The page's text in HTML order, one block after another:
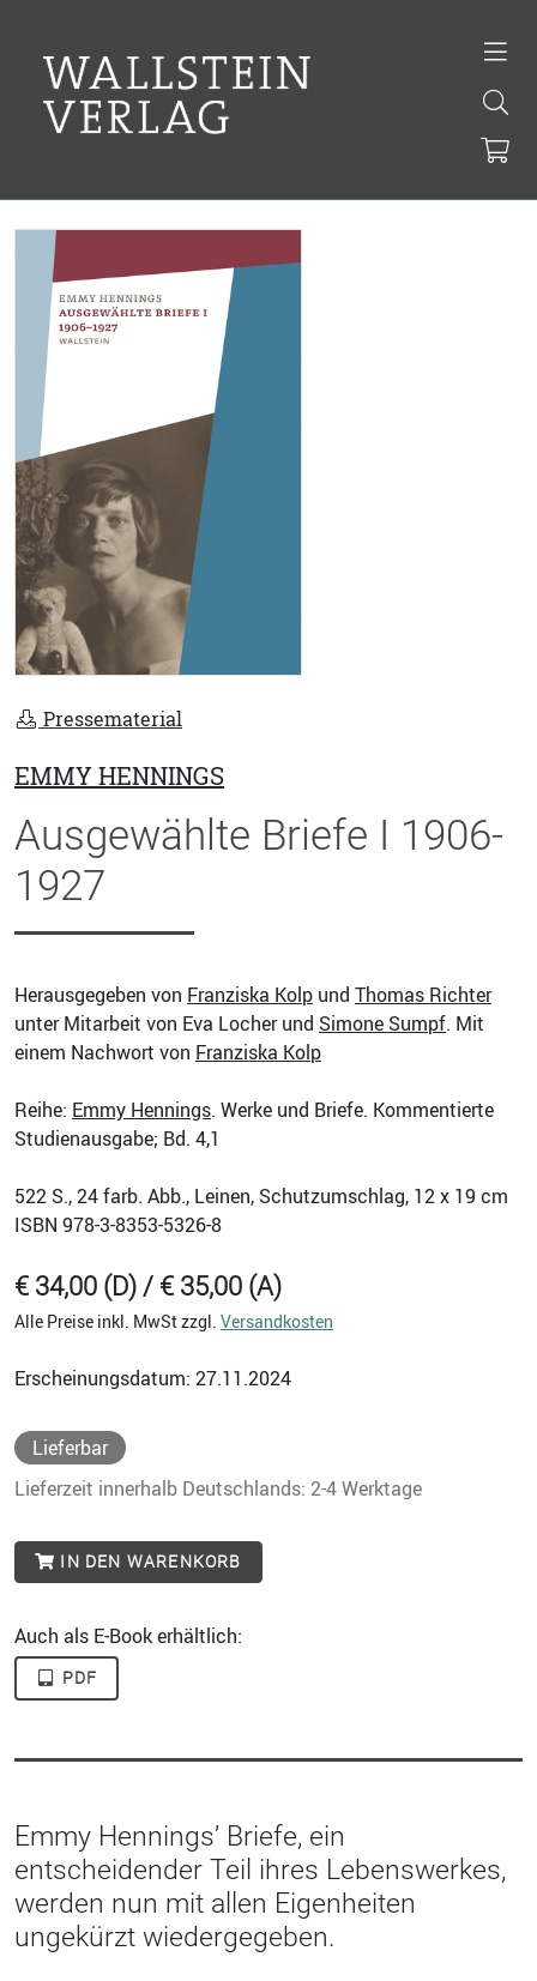
Pressematerial
EMMY HENNINGS
Ausgewählte Briefe I 1906-
1927
Herausgegeben von Franziska Kolp und Thomas Richter
unter Mitarbeit von Eva Locher und Simone Sumpf. Mit
einem Nachwort von Franziska Kolp
Reihe: Emmy Hennings. Werke und Briefe. Kommentierte
Studienausgabe; Bd. 4,1
522 S., 24 farb. Abb., Leinen, Schutzumschlag, 12 x 19 cm
ISBN 978-3-8353-5326-8
€ 34,00 (D) / € 35,00 (A)
Alle Preise inkl. MwSt zzgl. Versandkosten
Erscheinungsdatum: 27.11.2024
Lieferbar
Lieferzeit innerhalb Deutschlands: 2-4 Werktage
IN DEN WARENKORB
Auch als E-Book erhältlich:
PDF
Emmy Hennings’ Briefe, ein
entscheidender Teil ihres Lebenswerkes,
werden nun mit allen Eigenheiten
ungekürzt wiedergegeben.